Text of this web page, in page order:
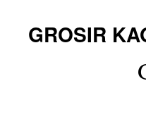
GROSIR